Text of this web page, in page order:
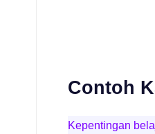
Contoh
Kepentingan